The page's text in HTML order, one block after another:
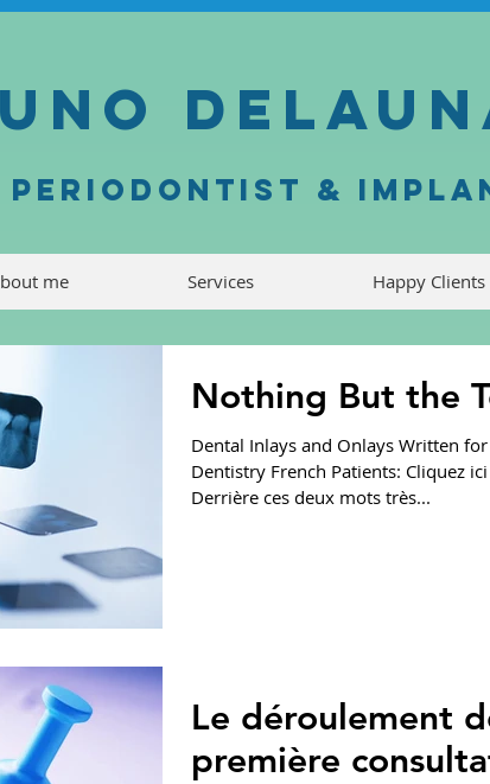
&
me Services Happy Clients
Nothing But the
Dental Inlays and Onlays Written for
Dentistry French Patients: Cliquez ici
Derrière ces deux mots très...
Le déroulement
première